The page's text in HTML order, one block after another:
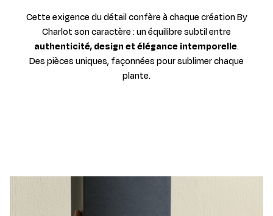
Cette exigence du détail confère à chaque création By
Charlot son caractère : un équilibre subtil entre
authenticité, design et élégance intemporelle.
Des pièces uniques, façonnées pour sublimer chaque
plante.